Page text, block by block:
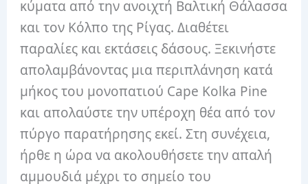
κύματα από την ανοιχτή Βαλτική Θάλασσα
και τον Κόλπο της Ρίγας.Διαθέτει
παραλίες και εκτάσεις δάσους.Ξεκινήστε
απολαμβάνοντας μια περιπλάνηση κατά
μήκος του μονοπατιού Cape Kolka Pine
και απολαύστε την υπέροχη θέα από τον
πύργο παρατήρησης εκεί.Στη συνέχεια,
ήρθε η ώρα να ακολουθήσετε την απαλή
αμμουδιά μέχρι το σημείο του